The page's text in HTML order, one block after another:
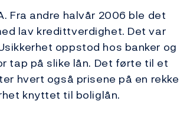
Fra andre halvår 2006 ble det
lav kredittverdighet. Det var
oppstod hos banker og
tap på slike lån. Det førte til et
hvert også prisene på en rekke
knyttet til boliglån.